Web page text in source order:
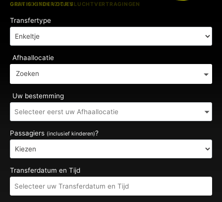
GRATIS KINDERZITJES
GEEN KOSTEN VOOR VLUCHTVERTRAGINGEN
Transfertype
Afhaallocatie
Zoeken
Uw bestemming
Passagiers (inclusief kinderen)?
Transferdatum en Tijd